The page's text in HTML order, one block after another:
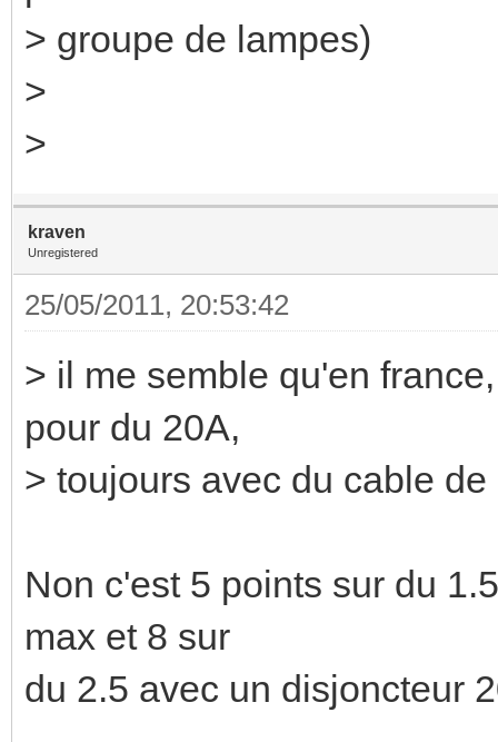
> groupe de lampes)
>
>
kraven
Unregistered
25/05/2011, 20:53:42
> il me semble qu'en
pour du 20A,
> toujours avec du cable de
Non c'est 5 points sur du
max et 8 sur
du 2.5 avec un disjoncteur